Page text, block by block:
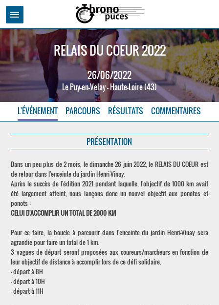
menu
RELAIS DU COEUR 2022
26/06/2022
Le Puy-en-Velay - Haute-Loire (43)
L'ÉVÉNEMENT PARCOURS RÉSULTATS COMMENTAIRES
PRÉSENTATION
Dans un peu plus de 2 mois, le dimanche 26 juin 2022, le RELAIS DU COEUR est
de retour dans l'enceinte du jardin Henri-Vinay.
Après le succès de l'édition 2021 pendant laquelle, l'objectif de 1000 km avait
été largement atteint, nous lançons donc un nouvel objectif aux ponotes et
ponots :
CELUI D'ACCOMPLIR UN TOTAL DE 2000 KM
Pour ce faire, la boucle à parcourir dans l'enceinte du jardin Henri-Vinay sera
agrandie pour faire un total de 1 km.
3 vagues de départ seront proposées aux coureurs/marcheurs en fonction de
leur objectif de distance à accomplir lors de ce défi solidaire.
- départ à 8H
- départ à 10H
- départ à 11H